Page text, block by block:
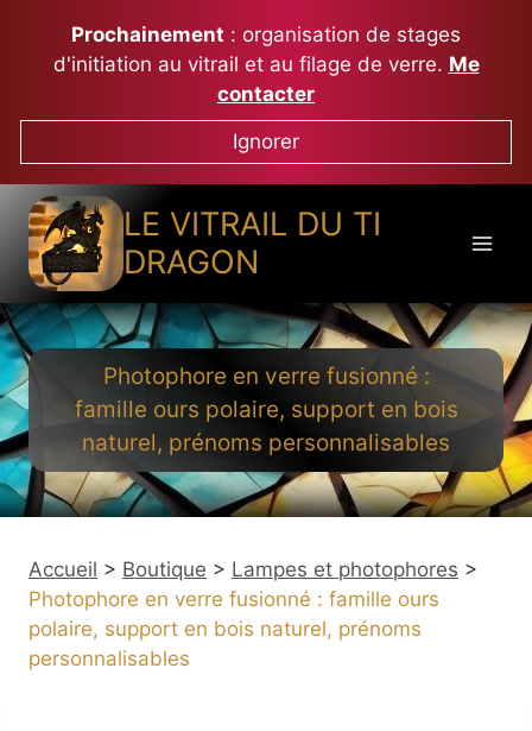
contenu
Prochainement : organisation de stages
d'initiation au vitrail et au filage de verre. Me
contacter
Ignorer
LE VITRAIL DU TI
DRAGON
Photophore en verre fusionné :
famille ours polaire, support en bois
naturel, prénoms personnalisables
Accueil > Boutique > Lampes et photophores >
Photophore en verre fusionné : famille ours
polaire, support en bois naturel, prénoms
personnalisables